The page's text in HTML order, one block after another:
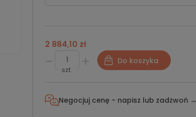
2 884,10 zł
szt.
Do koszyka
Negocjuj cenę - napisz lub zadzwoń →